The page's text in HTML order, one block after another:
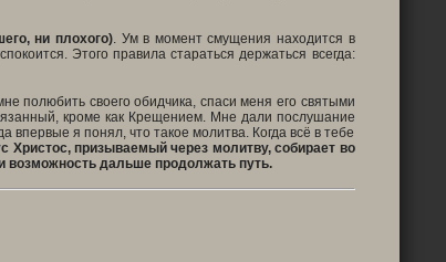
ни плохого). Ум в момент смущения находится в
Этого правила стараться держаться всегда:
полюбить своего обидчика, спаси меня его святыми
кроме как Крещением. Мне дали послушание
впервые я понял, что такое молитва. Когда всё в тебе
Христос, призываемый через молитву, собирает во
возможность дальше продолжать путь.